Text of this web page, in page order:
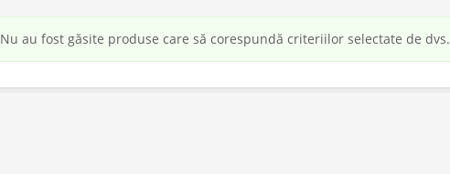
Nu au fost găsite produse care să corespundă criteriilor selectate de dvs.